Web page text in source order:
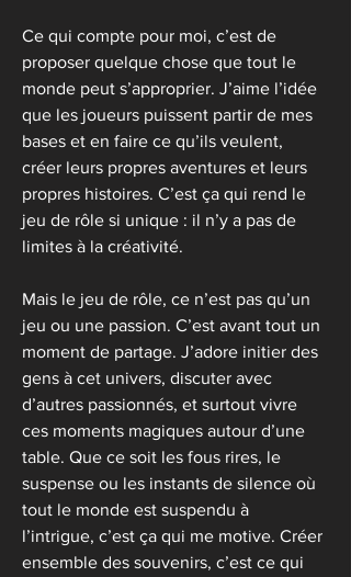
Ce qui compte pour moi, c’est de
proposer quelque chose que tout le
monde peut s’approprier. J’aime l’idée
que les joueurs puissent partir de mes
bases et en faire ce qu’ils veulent,
créer leurs propres aventures et leurs
propres histoires. C’est ça qui rend le
jeu de rôle si unique : il n’y a pas de
limites à la créativité.
Mais le jeu de rôle, ce n’est pas qu’un
jeu ou une passion. C’est avant tout un
moment de partage. J’adore initier des
gens à cet univers, discuter avec
d’autres passionnés, et surtout vivre
ces moments magiques autour d’une
table. Que ce soit les fous rires, le
suspense ou les instants de silence où
tout le monde est suspendu à
l’intrigue, c’est ça qui me motive. Créer
ensemble des souvenirs, c’est ce qui